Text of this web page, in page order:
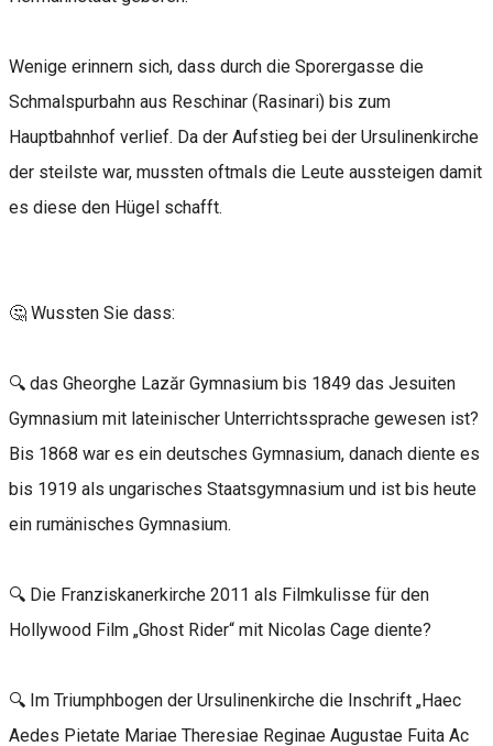
Wenige erinnern sich, dass durch die Sporergasse die
Schmalspurbahn aus Reschinar (Rasinari) bis zum
Hauptbahnhof verlief. Da der Aufstieg bei der Ursulinenkirche
der steilste war, mussten oftmals die Leute aussteigen damit
es diese den Hügel schafft.
🤔 Wussten Sie dass:
🔍 das Gheorghe Lazăr Gymnasium bis 1849 das Jesuiten
Gymnasium mit lateinischer Unterrichtssprache gewesen ist?
Bis 1868 war es ein deutsches Gymnasium, danach diente es
bis 1919 als ungarisches Staatsgymnasium und ist bis heute
ein rumänisches Gymnasium.
🔍 Die Franziskanerkirche 2011 als Filmkulisse für den
Hollywood Film „Ghost Rider“ mit Nicolas Cage diente?
🔍 Im Triumphbogen der Ursulinenkirche die Inschrift „Haec
Aedes Pietate Mariae Theresiae Reginae Augustae Fuita Ac